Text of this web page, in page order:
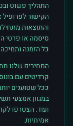
התהליך פשוט
הקישור
והתוצאות
סיסמה או פרטי
כל הזמנה
המחירים שלנו
קרדיטים עם
ככל שטוענים
ועוד. הצטרפו
אמיתיות.